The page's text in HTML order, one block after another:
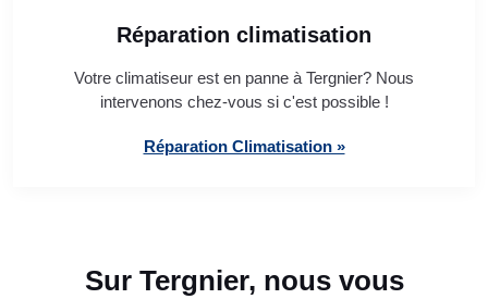
Réparation climatisation
Votre climatiseur est en panne à Tergnier? Nous
intervenons chez-vous si c'est possible !
Réparation Climatisation »
Sur Tergnier, nous vous